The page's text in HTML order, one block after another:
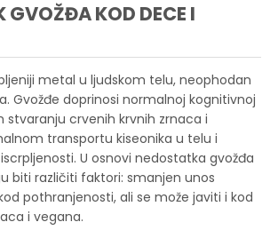
GVOŽĐA KOD DECE I
metal u ljudskom telu, neophodan
Gvožđe doprinosi normalnoj kognitivnoj
stvaranju crvenih krvnih zrnaca i
transportu kiseonika u telu i
U osnovi nedostatka gvožđa
biti različiti faktori: smanjen unos
pothranjenosti, ali se može javiti i kod
i vegana.